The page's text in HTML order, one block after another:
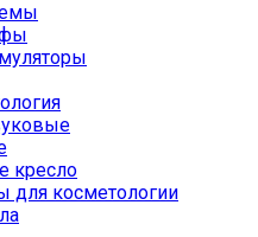
кресло
для косметологии